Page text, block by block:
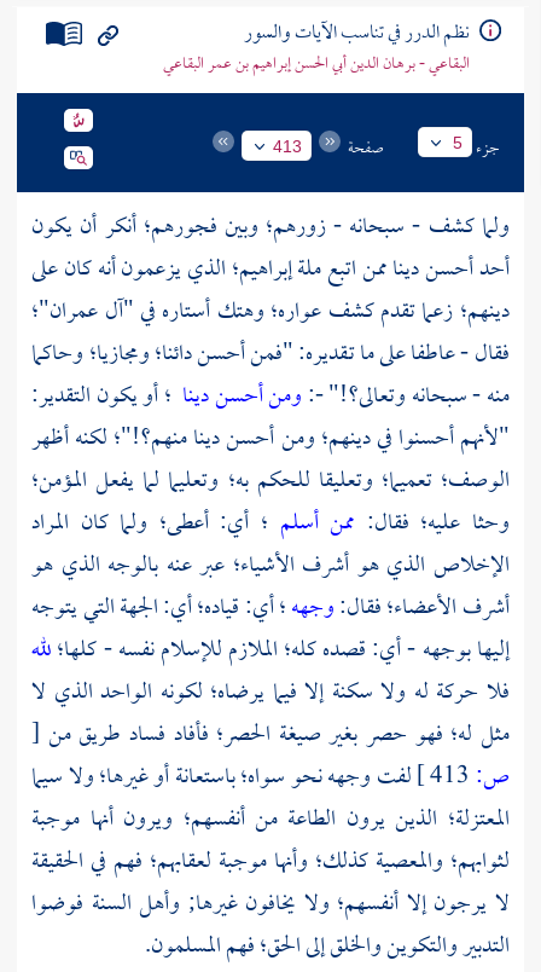
نظم الدرر في تناسب الآيات والسور
البقاعي - برهان الدين أبي الحسن إبراهيم بن عمر البقاعي
جزء 5 صفحة 413
ولما كشف - سبحانه - زورهم؛ وبين فجورهم؛ أنكر أن يكون
أحد أحسن دينا ممن اتبع ملةإبراهيم؛الذي يزعمون أنه كان على
دينهم؛ زعما تقدم كشف عواره؛ وهتك أستاره في "آل عمران"؛
فقال - عاطفا على ما تقديره: "فمن أحسن دائنا؛ ومجازيا؛ وحاكما
منه - سبحانه وتعالى؟!" -:ومن أحسن دينا ؛ أو يكون التقدير:
"لأنهم أحسنوا في دينهم؛ ومن أحسن دينا منهم؟!"؛ لكنه أظهر
الوصف؛ تعميما؛ وتعليقا للحكم به؛ وتعليما لما يفعل المؤمن؛
وحثا عليه؛ فقال: ممن أسلم ؛ أي: أعطى؛ ولما كان المراد
الإخلاص الذي هو أشرف الأشياء؛ عبر عنه بالوجه الذي هو
أشرف الأعضاء؛ فقال:وجهه؛ أي: قياده؛ أي: الجهة التي يتوجه
إليها بوجهه - أي: قصده كله؛ الملازم للإسلام نفسه - كلها؛لله
فلا حركة له ولا سكنة إلا فيما يرضاه؛ لكونه الواحد الذي لا
مثل له؛ فهو حصر بغير صيغة الحصر؛ فأفاد فساد طريق من [
ص:
لفت وجهه نحو سواه؛ باستعانة أو غيرها؛ ولا سيما
المعتزلة؛ الذين يرون الطاعة من أنفسهم؛ ويرون أنها موجبة
لثوابهم؛ والمعصية كذلك؛ وأنها موجبة لعقابهم؛ فهم في الحقيقة
لا يرجون إلا أنفسهم؛ ولا يخافون غيرها; وأهل السنة فوضوا
التدبير والتكوين والخلق إلى الحق؛ فهم المسلمون.